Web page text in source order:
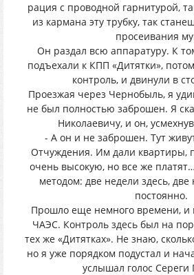
рация с проводной гарнитурой,
из кармана эту трубку, так
просеивания
Он раздал всю аппаратуру. К
подъехали к КПП «Дитятки»,
контроль, и двинули в
Проезжая через Чернобыль, я
не был полностью заброшен. Я
Николаевичу, и он,
- А он и не заброшен. Тут
Отчуждения. Им дали квартиры,
очень высокую, но все же
методом: две недели здесь,
постоянно.
Прошло еще немного времени,
ЧАЭС. Контроль здесь был на
тех же «Дитятках». Не знаю,
но я уже порядком подустал и
услышал голос Сереги